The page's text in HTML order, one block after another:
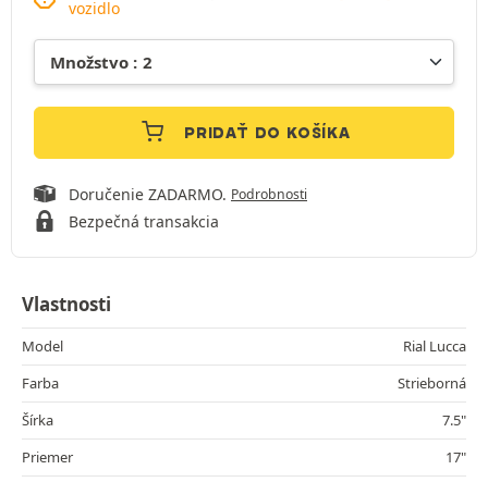
vozidlo
PRIDAŤ DO KOŠÍKA
Doručenie ZADARMO. Podrobnosti
Bezpečná transakcia
Vlastnosti
Model
Rial Lucca
Farba
Strieborná
Šírka
7.5"
Priemer
17"